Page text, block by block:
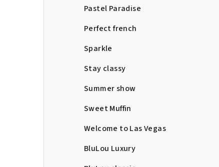
Pastel Paradise
Perfect french
Sparkle
Stay classy
Summer show
Sweet Muffin
Welcome to Las Vegas
BluLou Luxury